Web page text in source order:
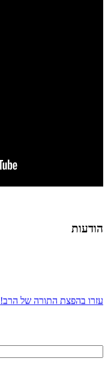
הודעות
עזרו בהפצת התורה של הרב!